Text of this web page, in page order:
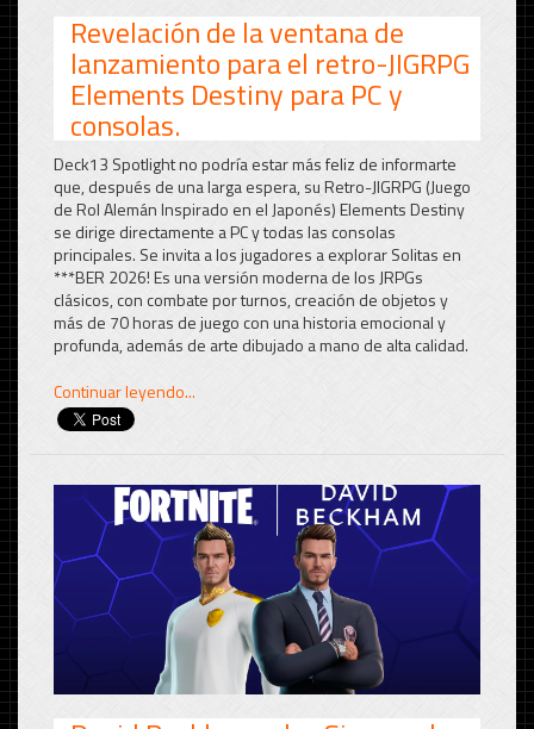
Revelación de la ventana de
lanzamiento para el retro-JIGRPG
Elements Destiny para PC y
consolas.
Deck13 Spotlight no podría estar más feliz de informarte
que, después de una larga espera, su Retro-JIGRPG (Juego
de Rol Alemán Inspirado en el Japonés) Elements Destiny
se dirige directamente a PC y todas las consolas
principales. Se invita a los jugadores a explorar Solitas en
***BER 2026! Es una versión moderna de los JRPGs
clásicos, con combate por turnos, creación de objetos y
más de 70 horas de juego con una historia emocional y
profunda, además de arte dibujado a mano de alta calidad.
Continuar leyendo...